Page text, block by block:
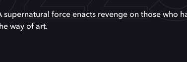
supernatural force enacts revenge on those who
way of art.